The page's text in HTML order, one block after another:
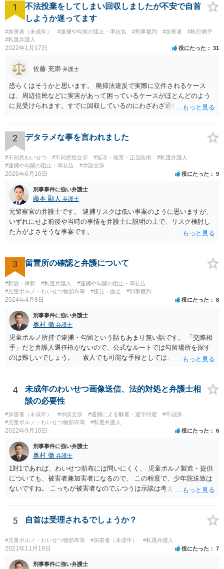
1
不法投棄をしてしまい回収しましたが不安で自首
しようか迷ってます
#加害者（未成年） #逮捕や勾留の阻止・準抗告 #刑事裁判 #加害者
#執行猶予
#私選弁護人
2022年1月17日 役にたった 31
佐藤 充崇 弁護士
恐らくはそうかと思います。 廃掃法違反で実際に立件されるケース
は、周辺住民などに実害があって困っているケースがほとんどのよう
に見受けられます。すでに回収しているのにわざわざ通報するのは考
致→審判不開始となる可能性は高いと思います。この場合は警察官か
ら注意されて終わりです。 一応、通常通り家裁送致され少年審判にな
る可能性というのもそれなりにあります。廃掃法違反の不法投棄の罪
は条文だけ見ると重い罪なので。 ただ鑑別所に入れられることはまず
ないと思いますし、相談者の方の素行が悪いというわけでもなけれ
ば、不処分で終わりになる可能性が高いと思います。少年院送致や逆
送は暴力団関係者でもないとまずないと思います。 ただどうしても心
配というなら、弁護士に依頼して自首するという方法はあるかも知れ
ません。反省していることが捜査機関や家裁に伝わりますので。
2 デタラメな事を言われました
#不同意わいせつ #不同意性交罪 #冤罪・無実・正当防衛
#私選弁護人
#逮捕や勾留の阻止・準抗告
#示談交渉
2026年6月16日 役にたった 9
刑事事件に強い弁護士
藤本 顯人 弁護士
元警察官の弁護士です。 逮捕リスクは低い事案のように思いますが、
いずれにせよ前後や当時の事情を弁護士に説明の上で、リスク検討し
た方がよさそうな事案です。
3 留置所の確認と弁護について
#釈放・保釈 #私選弁護人
#逮捕や勾留の阻止・準抗告
#児童ポルノ・わいせつ物頒布等
#接見・面会 #刑事裁判
2024年4月8日 役にたった 8
刑事事件に強い弁護士
奥村 徹 弁護士
児童ポルノ所持で逮捕・勾留という話もあまり無い話です。 「交際相
手」だと弁護人選任権がないので、公式なルートでは勾留場所を探す
のは難しいでしょう。 素人でも可能な手段としては、「○○県内」と
してください」みたいな葉書を出してみて、宛先人不在で戻って来な
かった所に絞って問い合わせるという方法があります。
4
未成年のわいせつ画像送信、法的対処と弁護士相
談の必要性
#加害者（未成年） #示談交渉 #逮捕による解雇・退学回避
#不起訴
#児童ポルノ・わいせつ物頒布等
#私選弁護人
2022年9月10日 役にたった 6
刑事事件に強い弁護士
奥村 徹 弁護士
1対1であれば、わいせつ頒布には問いにくく、 児童ポルノ製造・提供
についても、被害者兼加害者になるので、 この程度で、少年院送致は
ないですね。 こっちが被害者なのでふつうは示談は考えません。 少年
5 自首は受理されるでしょうか？
#児童ポルノ・わいせつ物頒布等 #加害者（未成年） #私選弁護人
2021年11月19日 役にたった 7
刑事事件に強い弁護士